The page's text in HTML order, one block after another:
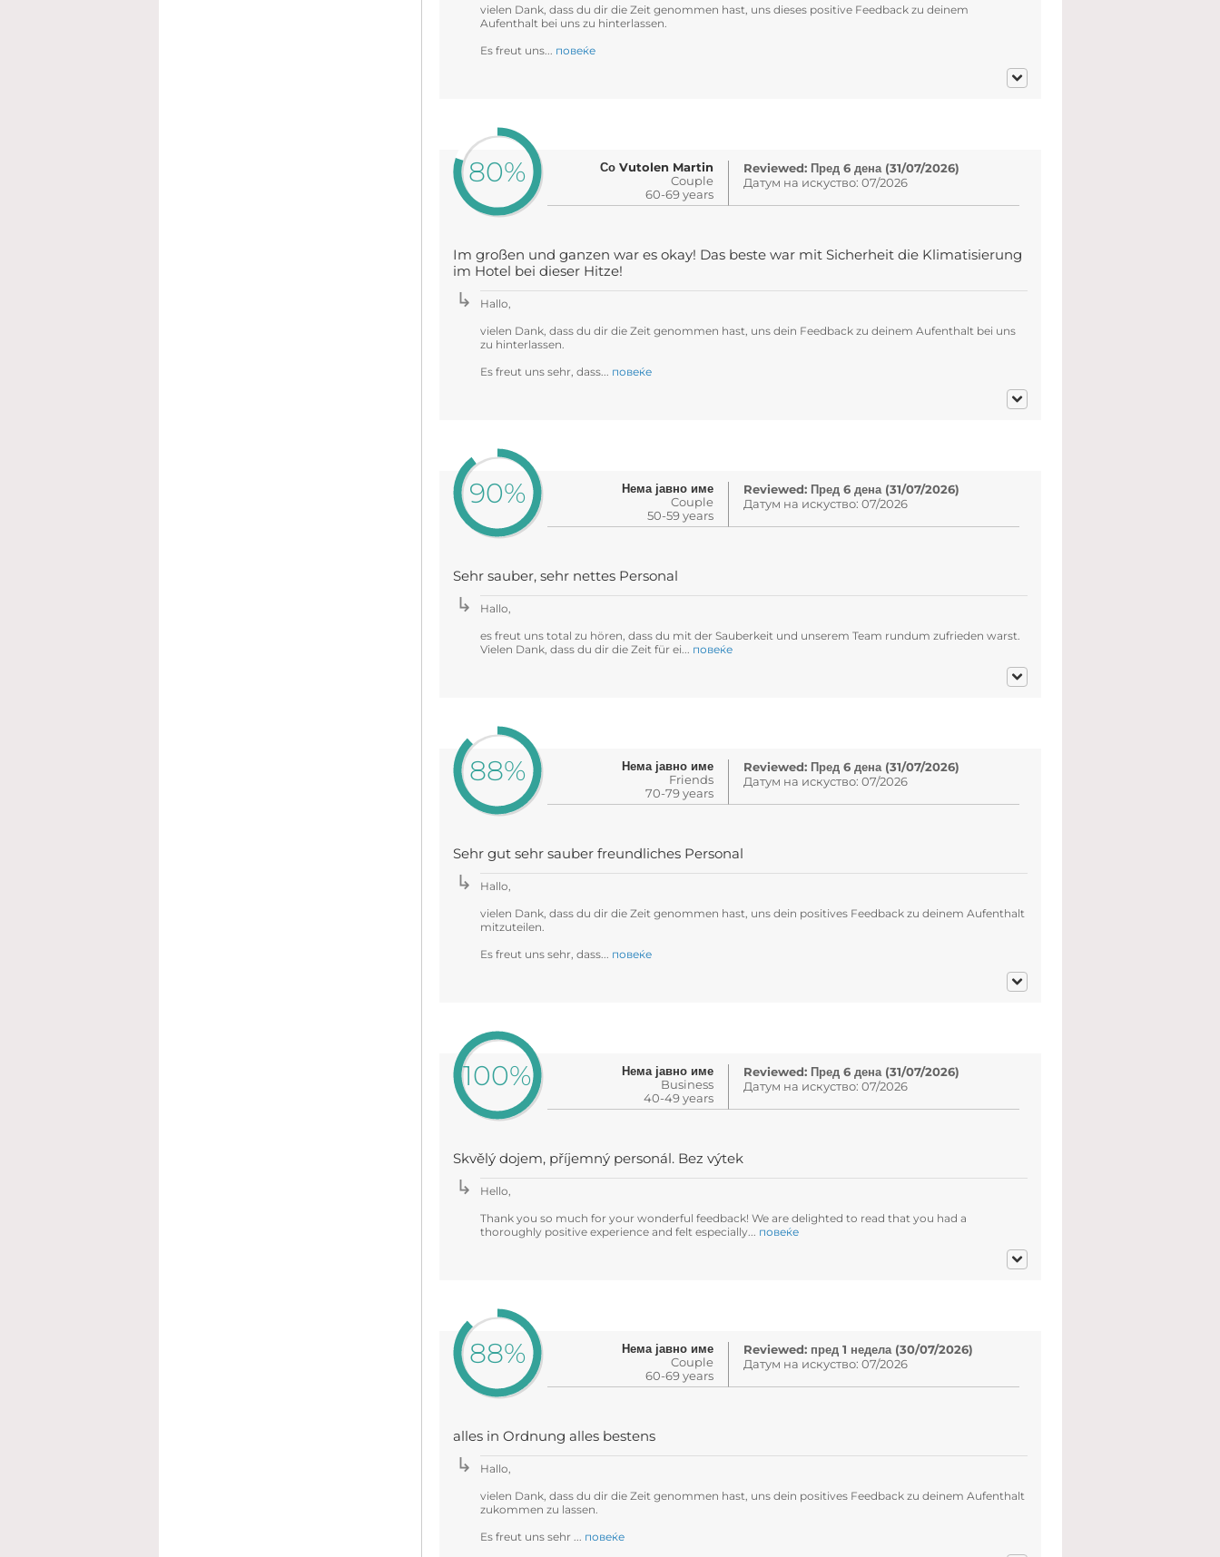
vielen Dank, dass du dir die Zeit genommen hast, uns dieses positive Feedback zu deinem
Aufenthalt bei uns zu hinterlassen.
Es freut uns... повеќе
80%
Со Vutolen Martin
Couple
60-69 years
Reviewed: Пред 6 дена (31/07/2026)
Датум на искуство: 07/2026
Im großen und ganzen war es okay! Das beste war mit Sicherheit die Klimatisierung
im Hotel bei dieser Hitze!
Hallo,
vielen Dank, dass du dir die Zeit genommen hast, uns dein Feedback zu deinem Aufenthalt bei uns
zu hinterlassen.
Es freut uns sehr, dass... повеќе
90%
Нема јавно име
Couple
50-59 years
Reviewed: Пред 6 дена (31/07/2026)
Датум на искуство: 07/2026
Sehr sauber, sehr nettes Personal
Hallo,
es freut uns total zu hören, dass du mit der Sauberkeit und unserem Team rundum zufrieden warst.
Vielen Dank, dass du dir die Zeit für ei... повеќе
88%
Нема јавно име
Friends
70-79 years
Reviewed: Пред 6 дена (31/07/2026)
Датум на искуство: 07/2026
Sehr gut sehr sauber freundliches Personal
Hallo,
vielen Dank, dass du dir die Zeit genommen hast, uns dein positives Feedback zu deinem Aufenthalt
mitzuteilen.
Es freut uns sehr, dass... повеќе
100%
Нема јавно име
Business
40-49 years
Reviewed: Пред 6 дена (31/07/2026)
Датум на искуство: 07/2026
Skvělý dojem, příjemný personál. Bez výtek
Hello,
Thank you so much for your wonderful feedback! We are delighted to read that you had a
thoroughly positive experience and felt especially... повеќе
88%
Нема јавно име
Couple
60-69 years
Reviewed: пред 1 недела (30/07/2026)
Датум на искуство: 07/2026
alles in Ordnung alles bestens
Hallo,
vielen Dank, dass du dir die Zeit genommen hast, uns dein positives Feedback zu deinem Aufenthalt
zukommen zu lassen.
Es freut uns sehr ... повеќе